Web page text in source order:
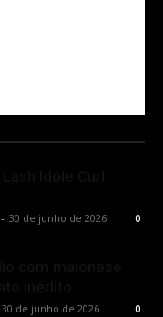
- 30 de junho de 2026 0
30 de junho de 2026 0